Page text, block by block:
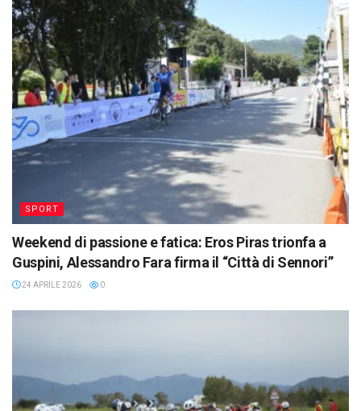
SPORT
Weekend di passione e fatica: Eros Piras trionfa a
Guspini, Alessandro Fara firma il “Città di Sennori”
24 APRILE 2026 0